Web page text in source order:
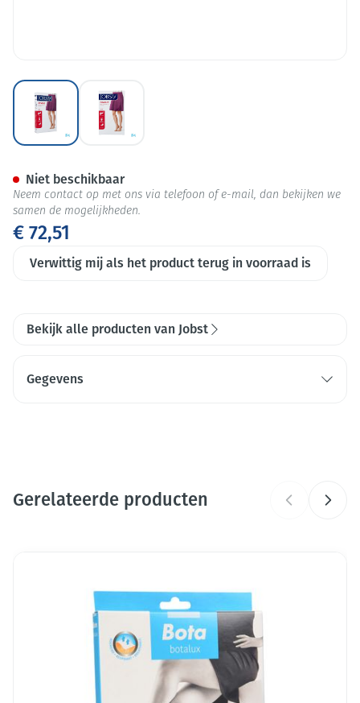
View larger imageView larger image
€ 72,51
Verwittig mij als het product terug in voorraad is
Niet beschikbaar
Neem contact op met ons via telefoon of e-mail, dan bekijken we
samen de mogelijkheden.
Bekijk alle producten van Jobst
Gegevens
Merken Jobst
218 mm
30 mm
Gerelateerde producten